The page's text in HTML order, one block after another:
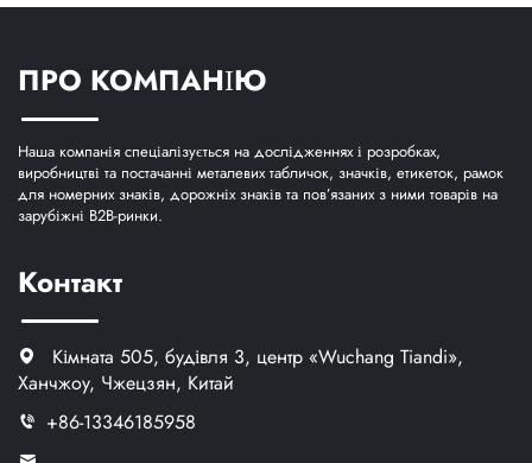
ПРО КОМПАНІЮ
Наша компанія спеціалізується на дослідженнях і розробках,
виробництві та постачанні металевих табличок, значків, етикеток, рамок
для номерних знаків, дорожніх знаків та пов’язаних з ними товарів на
зарубіжні B2B-ринки.
Контакт
Кімната 505, будівля 3, центр «Wuchang Tiandi»,
Ханчжоу, Чжецзян, Китай
+86-13346185958